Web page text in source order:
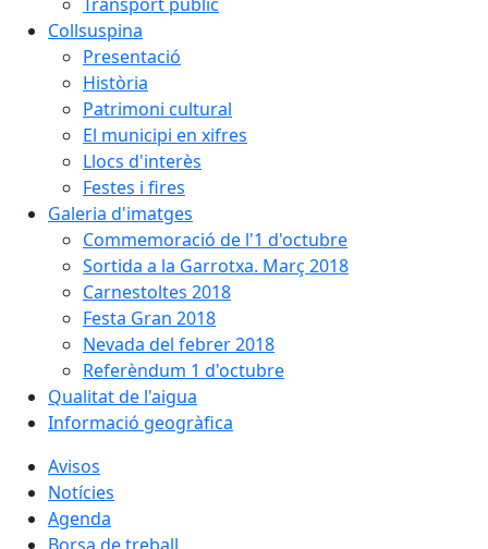
Collsuspina
Presentació
Història
Patrimoni cultural
El municipi en xifres
Llocs d'interès
Festes i fires
Galeria d'imatges
Commemoració de l'1 d'octubre
Sortida a la Garrotxa. Març 2018
Carnestoltes 2018
Festa Gran 2018
Nevada del febrer 2018
Referèndum 1 d'octubre
Qualitat de l'aigua
Informació geogràfica
Avisos
Notícies
Agenda